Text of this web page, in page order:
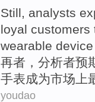
Still analysts
loyal customers
wearable device
再者 ， 分析者预
手表成为市场上
youdao